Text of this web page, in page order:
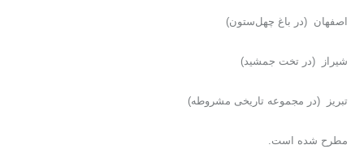
اصفهان (در باغ چهل‌ستون)
شیراز (در تخت جمشید)
تبریز (در مجموعه تاریخی مشروطه)
مطرح شده است.